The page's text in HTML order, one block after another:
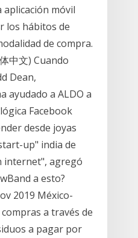
móvil
los hábitos de
de compra.
中文) Cuando
Dean,
ayudado a ALDO a
Facebook
desde joyas
up" india de
internet", agregó
a esto?
2019 México-
a través de
a pagar por